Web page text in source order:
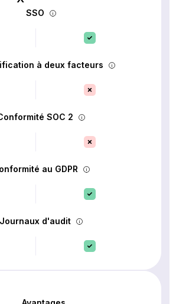
SSO
à deux facteurs
SOC 2
au GDPR
Journaux d'audit